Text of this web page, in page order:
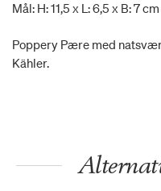
Mål: H: 11,5 x L: 6,5 x B: 7 cm
Poppery Pære med
Kähler.